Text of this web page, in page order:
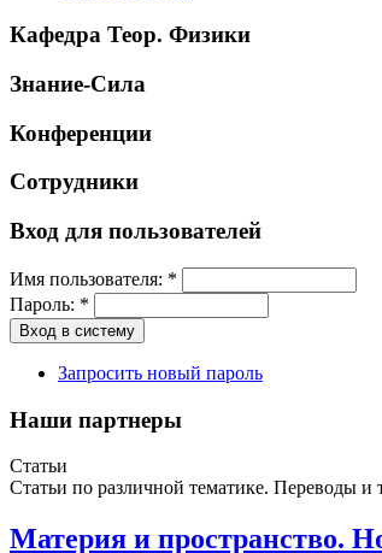
Кафедра Теор. Физики
Знание-Сила
Конференции
Сотрудники
Вход для пользователей
Имя пользователя: *
Пароль: *
Запросить новый пароль
Наши партнеры
Статьи
Статьи по различной тематике. Переводы и
Материя и пространство.